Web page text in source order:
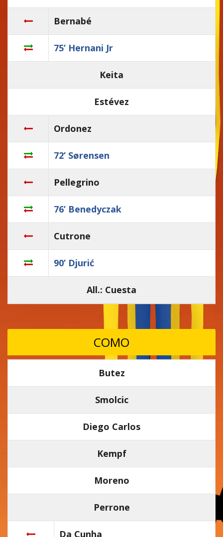
Bernabé
75’ Hernani Jr
Keita
Estévez
Ordonez
72’ Sørensen
Pellegrino
76’ Benedyczak
Cutrone
90’ Djurić
All.: Cuesta
COMO
Butez
Smolcic
Diego Carlos
Kempf
Moreno
Perrone
Da Cunha